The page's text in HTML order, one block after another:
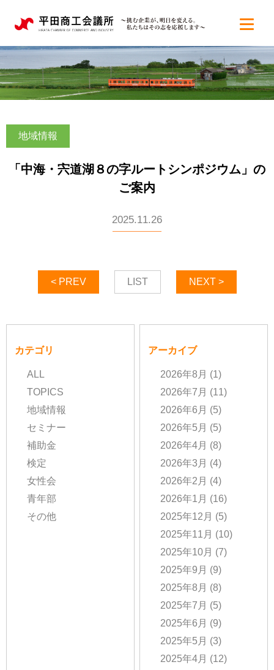
地域情報
「中海・宍道湖８の字ルートシンポジウム」の
ご案内
2025.11.26
< PREV LIST NEXT >
カテゴリ
ALL
TOPICS
地域情報
セミナー
補助金
検定
女性会
青年部
その他
アーカイブ
2026年8月 (1)
2026年7月 (11)
2026年6月 (5)
2026年5月 (5)
2026年4月 (8)
2026年3月 (4)
2026年2月 (4)
2026年1月 (16)
2025年12月 (5)
2025年11月 (10)
2025年10月 (7)
2025年9月 (9)
2025年8月 (8)
2025年7月 (5)
2025年6月 (9)
2025年5月 (3)
2025年4月 (12)